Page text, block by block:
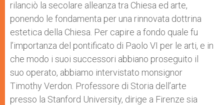
rilanciò la secolare alleanza tra Chiesa ed arte,
ponendo le fondamenta per una rinnovata dottrina
estetica della Chiesa. Per capire a fondo quale fu
l’importanza del pontificato di Paolo VI per le arti, e in
che modo i suoi successori abbiano proseguito il
suo operato, abbiamo intervistato monsignor
Timothy Verdon. Professore di Storia dell’arte
presso la Stanford University, dirige a Firenze sia